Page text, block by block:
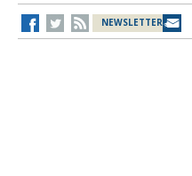
NEWSLETTER